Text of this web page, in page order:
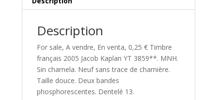
Description
For sale, A vendre, En venta, 0,25 € Timbre
français 2005 Jacob Kaplan YT 3859**. MNH.
Sin charnela. Neuf sans trace de charnière.
Taille douce. Deux bandes
phosphorescentes. Dentelé 13.